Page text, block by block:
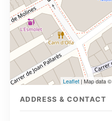
Leaflet | Map data ©
ADDRESS & CONTACT